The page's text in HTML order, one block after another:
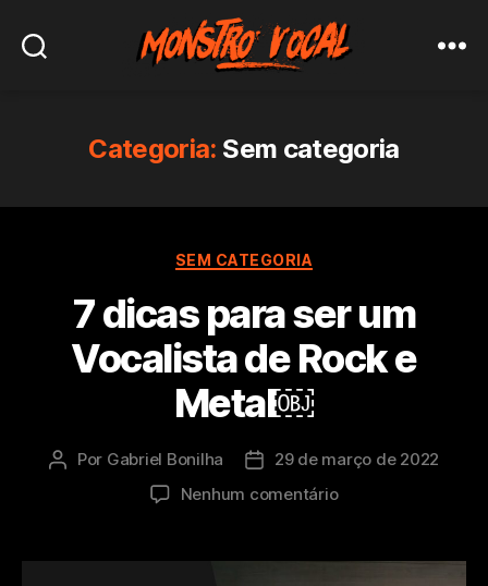
Categoria: Sem categoria
Categorias
SEM CATEGORIA
7 dicas para ser um
Vocalista de Rock e
Metal￼
Autor
Por Gabriel Bonilha
Data29 de março de 2022
Nenhum comentárioem
para